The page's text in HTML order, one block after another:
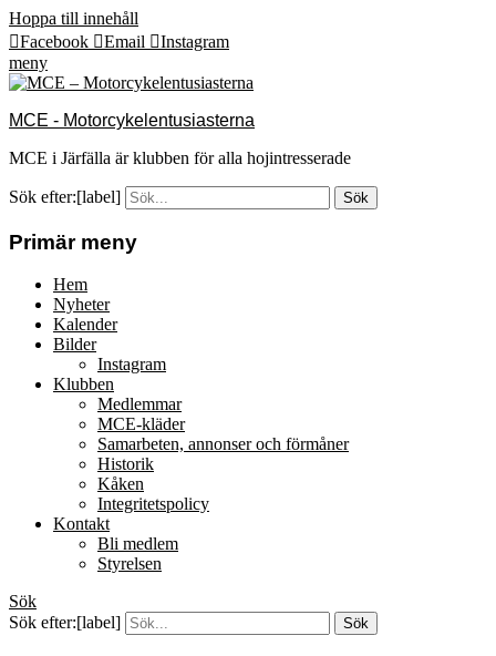
Hoppa till innehåll
Facebook
Email
Instagram
meny
MCE - Motorcykelentusiasterna
MCE i Järfälla är klubben för alla hojintresserade
Sök efter:[label]
Primär meny
Hem
Nyheter
Kalender
Bilder
Instagram
Klubben
Medlemmar
MCE-kläder
Samarbeten, annonser och förmåner
Historik
Kåken
Integritetspolicy
Kontakt
Bli medlem
Styrelsen
Sök
Sök efter:[label]